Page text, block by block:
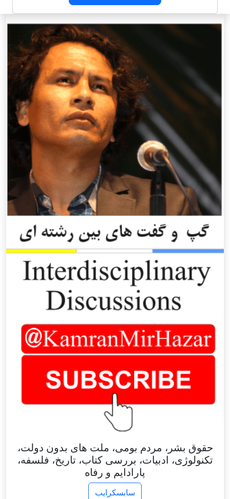
حقوق بشر، مردم بومی، ملت های بدون دولت،
تکنولوژی، ادبیات، بررسی کتاب، تاریخ، فلسفه،
پارادایم و رفاه
سابسکرایب